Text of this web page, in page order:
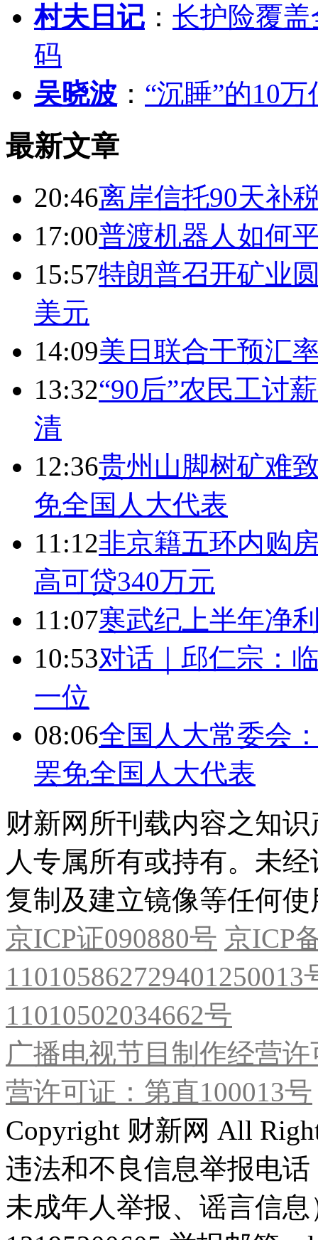
村夫日记 ： 长护险覆
码
吴晓波 ： “沉睡”的10
最新文章
20:46离岸信托90天补
17:00普渡机器人如何
15:57特朗普召开矿业
美元
14:09美日联合干预汇
13:32“90后”农民工讨
清
12:36贵州山脚树矿难
免全国人大代表
11:12非京籍五环内购
高可贷340万元
11:07寒武纪上半年净
10:53对话｜邱仁宗：
一位
08:06全国人大常委会
罢免全国人大代表
财新网所刊载内容之知
人专属所有或持有。未
复制及建立镜像等任何使
京ICP证090880号 京ICP
11010502034662号
广播电视节目制作经营
营许可证：第直100013号
Copyright 财新网 All
违法和不良信息举报电
未成年人举报、谣言信